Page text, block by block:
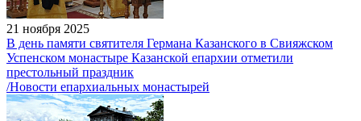
21 ноября 2025
В день памяти святителя Германа Казанского в Свияжском
Успенском монастыре Казанской епархии отметили
престольный праздник
/Новости епархиальных монастырей